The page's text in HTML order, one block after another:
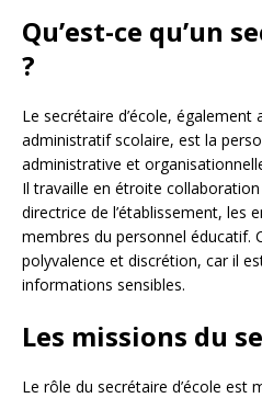
Qu’est-ce qu’un
?
Le secrétaire d’école, également
administratif scolaire, est la
administrative et
Il travaille en étroite
directrice de l’établissement, les
membres du personnel éducatif.
polyvalence et discrétion, car il
informations sensibles.
Les missions du
Le rôle du secrétaire d’école est